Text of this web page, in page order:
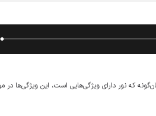
که نور دارای ویژگی‌هایی است، این ویژگی‌ها در